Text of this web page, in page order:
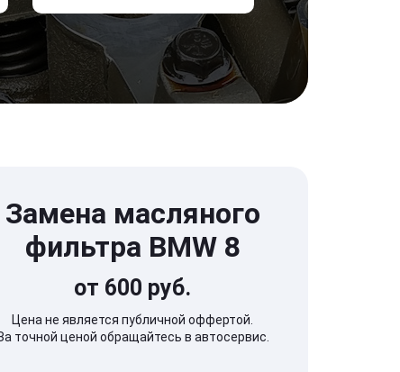
Замена масляного
фильтра BMW 8
от 600 руб.
Цена не является публичной оффертой.
точной ценой обращайтесь в автосервис.